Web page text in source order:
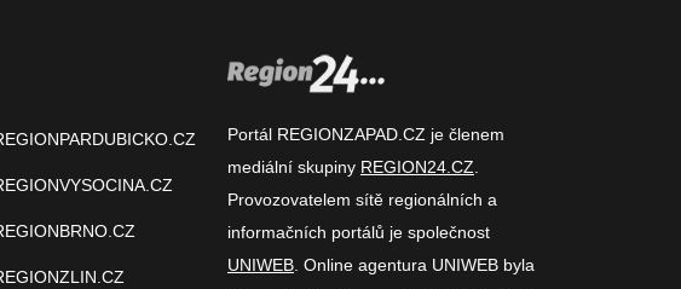
Portál REGIONZAPAD.CZ je členem
mediální skupiny REGION24.CZ
Provozovatelem sítě regionálních a
informačních portálů je společnost
UNIWEB . Online agentura UNIWEB byla